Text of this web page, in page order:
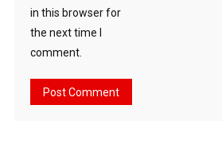
in this browser for
the next time I
comment.